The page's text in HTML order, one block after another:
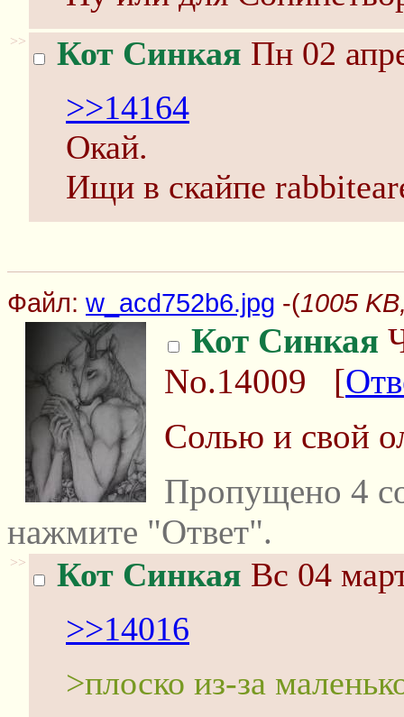
>> Кот Синкая Пн 02
>>14164
Окай.
Ищи в скайпе
Файл: w_acd752b6.jpg -(1005
Кот Синкая
No.14009 [
Солью и свой
Пропущено 4
нажмите "Ответ".
>> Кот Синкая Вс 04
>>14016
>плоско из-за